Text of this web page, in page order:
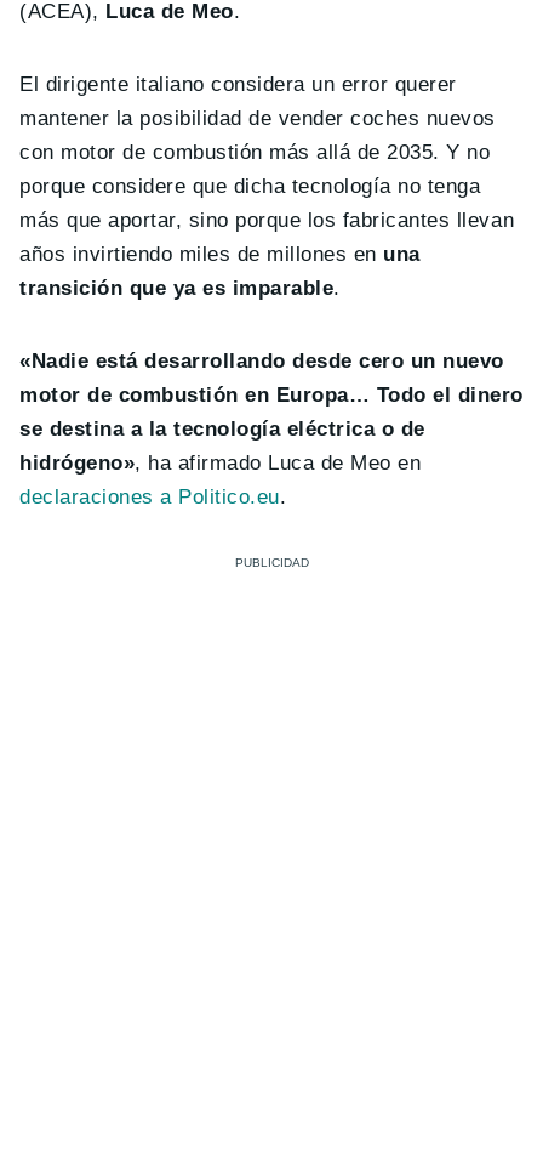
(ACEA), Luca de Meo.
El dirigente italiano considera un error querer
mantener la posibilidad de vender coches nuevos
con motor de combustión más allá de 2035. Y no
porque considere que dicha tecnología no tenga
más que aportar, sino porque los fabricantes llevan
años invirtiendo miles de millones en una
transición que ya es imparable.
«Nadie está desarrollando desde cero un nuevo
motor de combustión en Europa… Todo el dinero
se destina a la tecnología eléctrica o de
hidrógeno», ha afirmado Luca de Meo en
declaraciones a Politico.eu.